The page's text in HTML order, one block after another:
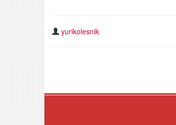
yurikolesnik